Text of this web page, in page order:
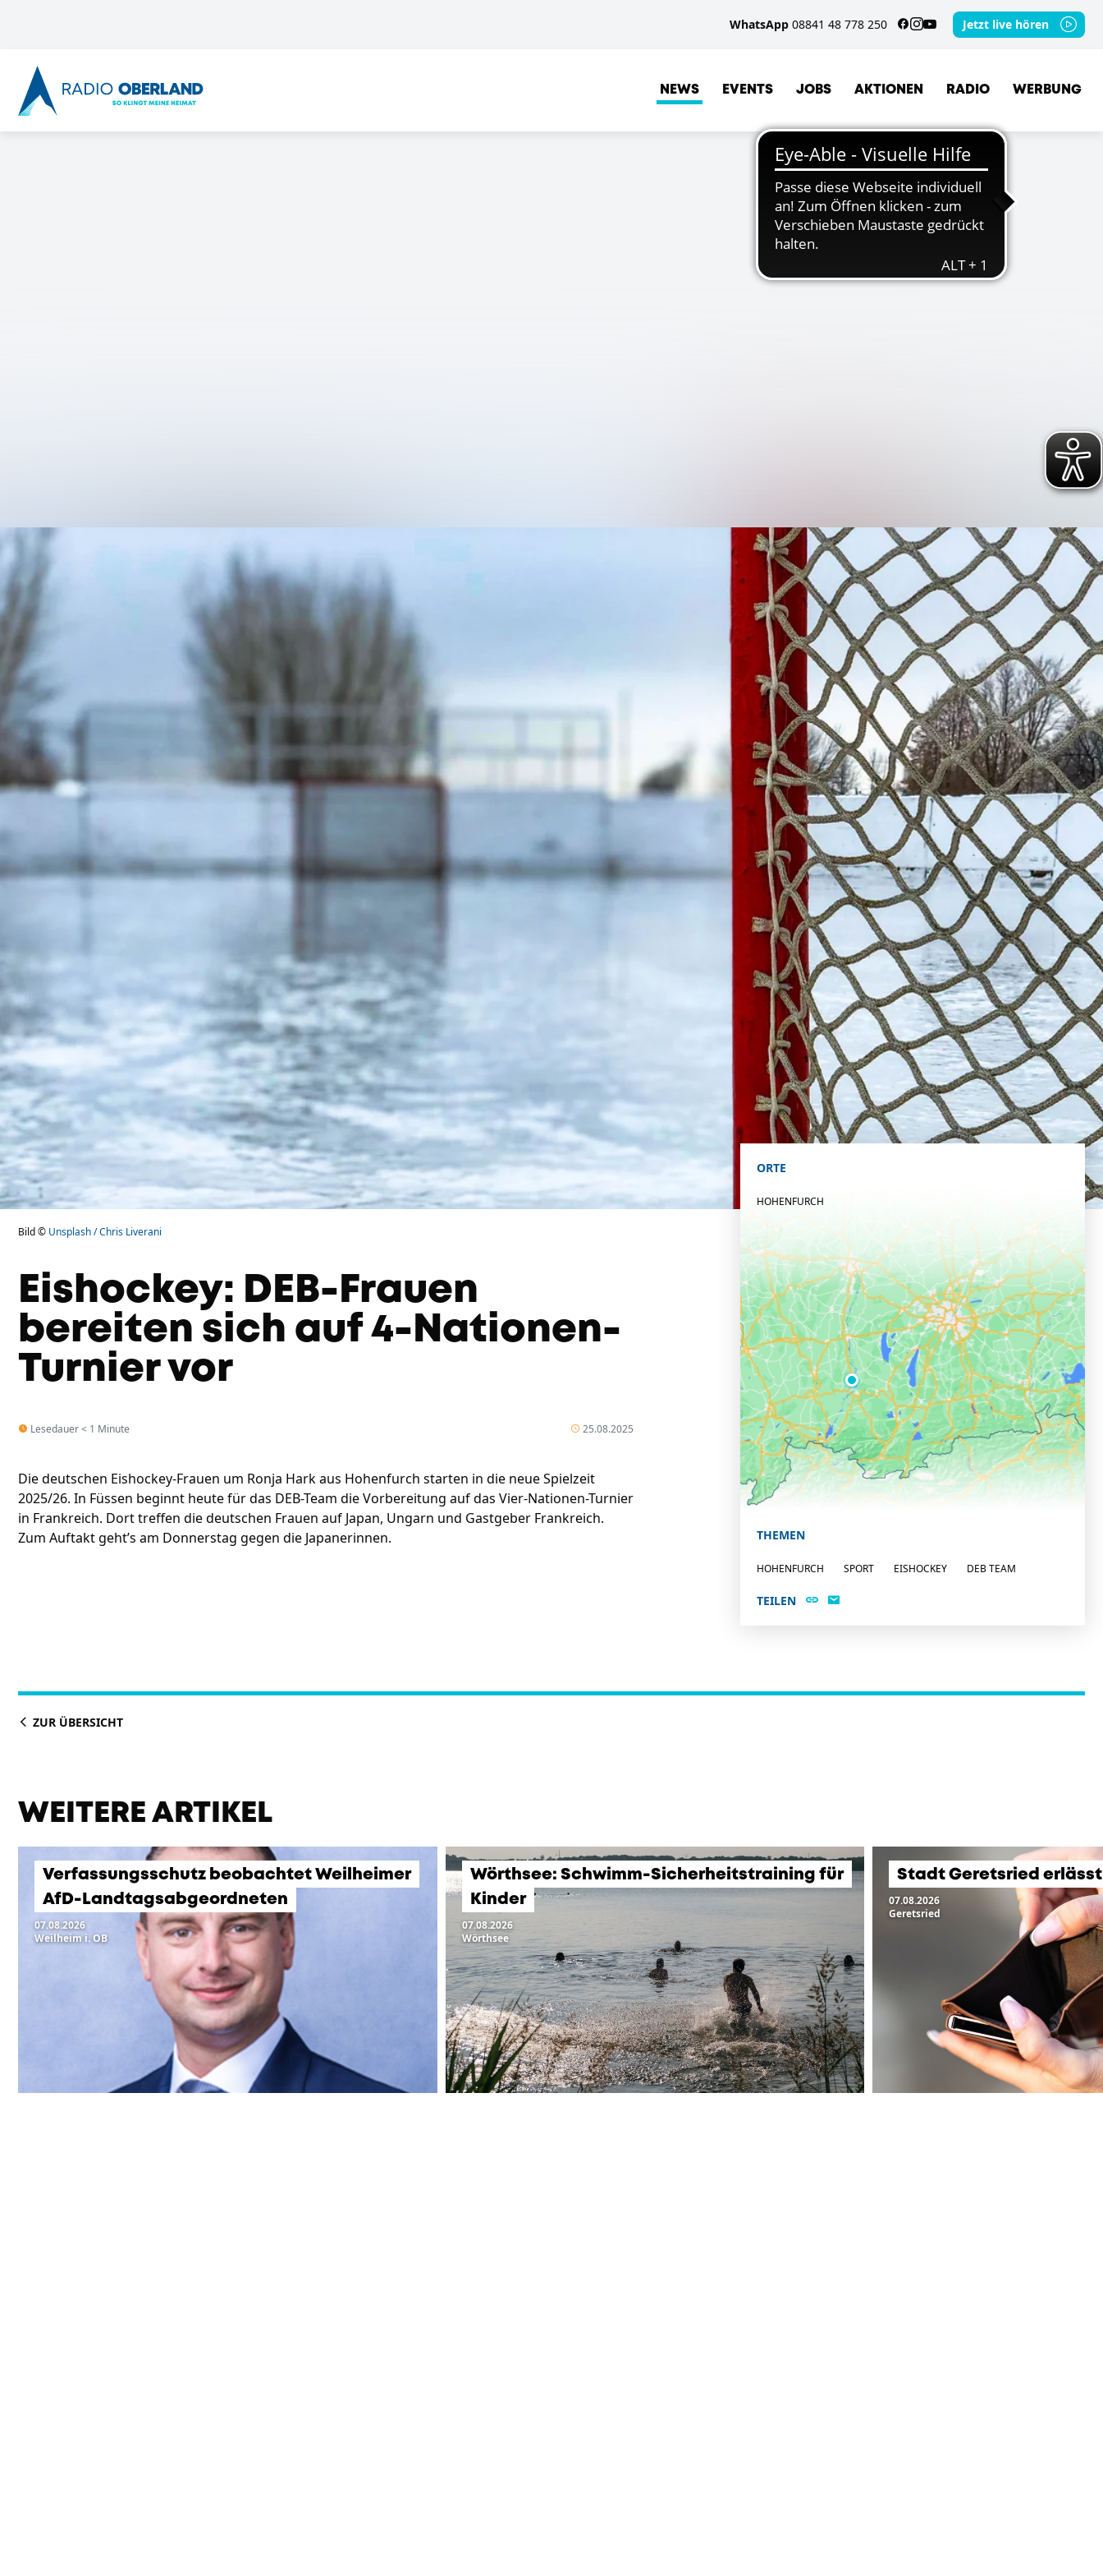
WhatsApp 08841 48 778 250 Jetzt live hören
NEWS EVENTS JOBS AKTIONEN RADIO WERBUNG
Bild © Unsplash / Chris Liverani
Eishockey: DEB-Frauen
bereiten sich auf 4-Nationen-
Turnier vor
Lesedauer < 1 Minute 25.08.2025
Die deutschen Eishockey-Frauen um Ronja Hark aus Hohenfurch starten in die neue Spielzeit
2025/26. In Füssen beginnt heute für das DEB-Team die Vorbereitung auf das Vier-Nationen-Turnier
in Frankreich. Dort treffen die deutschen Frauen auf Japan, Ungarn und Gastgeber Frankreich.
Zum Auftakt geht’s am Donnerstag gegen die Japanerinnen.
ORTE
HOHENFURCH
THEMEN
HOHENFURCH SPORT EISHOCKEY DEB TEAM
TEILEN
ZUR ÜBERSICHT
WEITERE ARTIKEL
Verfassungsschutz beobachtet Weilheimer
AfD-Landtagsabgeordneten
07.08.2026
Weilheim i. OB
Wörthsee: Schwimm-Sicherheitstraining für
Kinder
07.08.2026
Wörthsee
Stadt Geretsried
07.08.2026
Geretsried